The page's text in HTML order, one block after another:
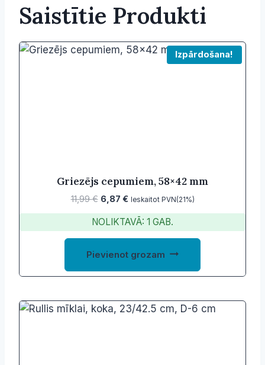
Saistītie Produkti
Izpārdošana!
Griezējs cepumiem, 58×42 mm
11,99€ Original
price
was:
11,99 €.
6,87 €Current
price
is:
6,87 €.
Ieskaitot PVN(21%)
NOLIKTAVĀ: 1 GAB.
Pievienot grozam